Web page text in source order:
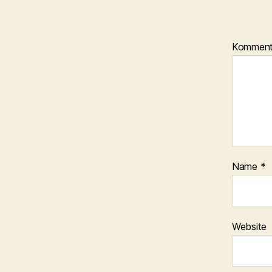
Name *
Website